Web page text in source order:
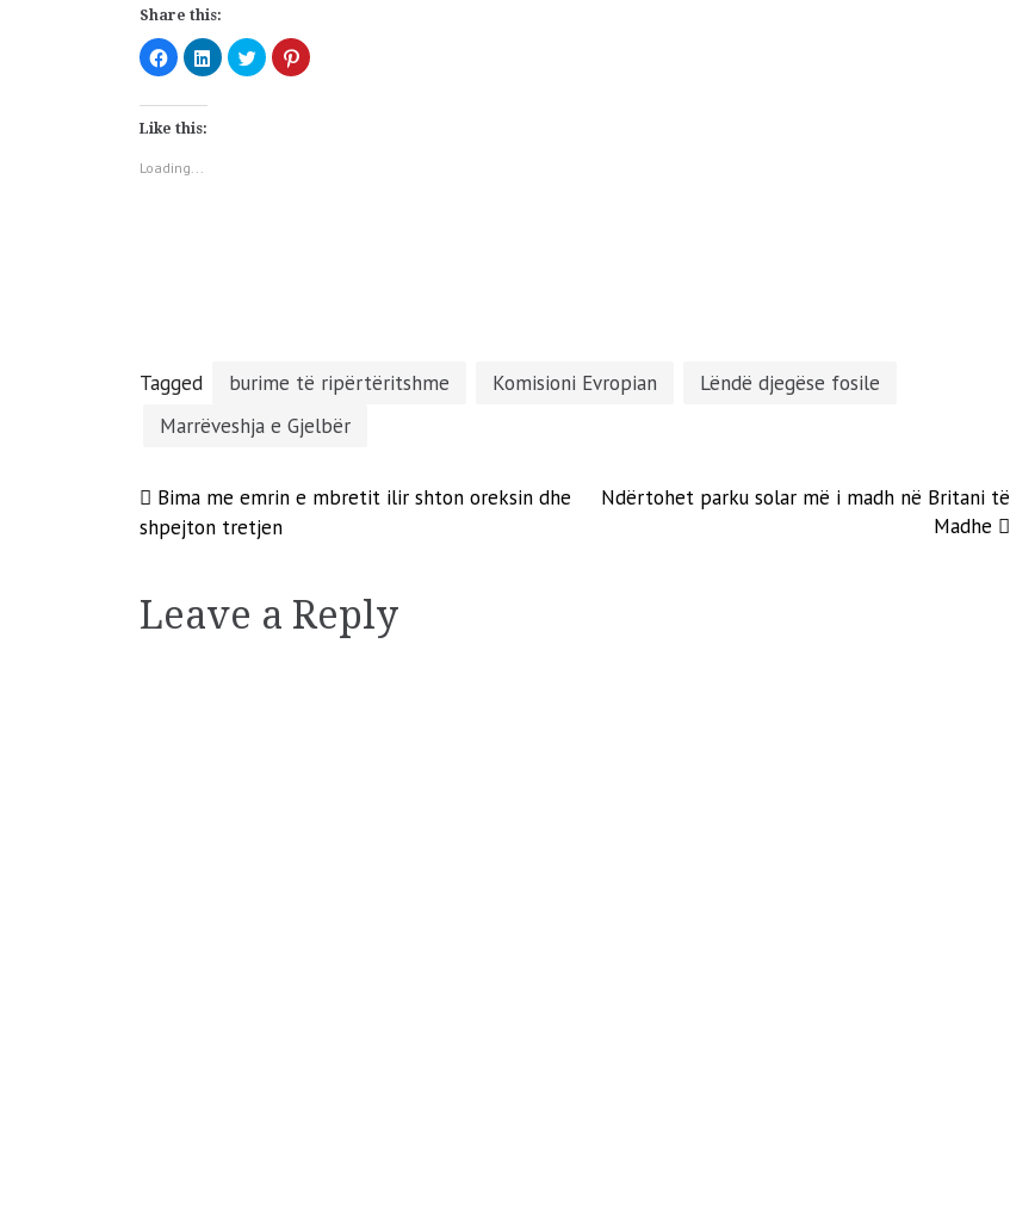
Share this:
Click
to
share
Facebook
(Opens
in
window)
Click
to
share
Click
to
share
Click
to
Like this:
Loading...
Tagged burime të ripërtëritshme Komisioni Evropian
Lëndë djegëse fosile
Marrëveshja e Gjelbër
Post
navigation
Bima me emrin e mbretit ilir shton oreksin dhe
shpejton tretjen
Ndërtohet parku solar më i madh në Britani të
Madhe
Leave a Reply